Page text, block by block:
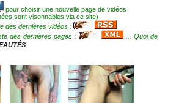
pour choisir une nouvelle page de vidéos
sont visonnables via ce site)
des dernières vidéos :
des dernières pages :
... Quoi de